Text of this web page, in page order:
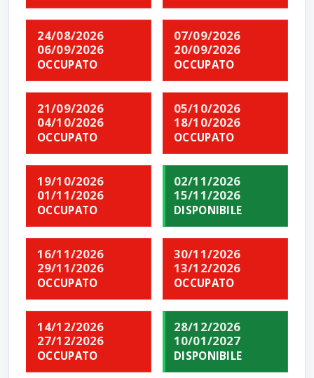
24/08/2026
06/09/2026
OCCUPATO
07/09/2026
20/09/2026
OCCUPATO
21/09/2026
04/10/2026
OCCUPATO
05/10/2026
18/10/2026
OCCUPATO
19/10/2026
01/11/2026
OCCUPATO
02/11/2026
15/11/2026
DISPONIBILE
16/11/2026
29/11/2026
OCCUPATO
30/11/2026
13/12/2026
OCCUPATO
14/12/2026
27/12/2026
OCCUPATO
28/12/2026
10/01/2027
DISPONIBILE